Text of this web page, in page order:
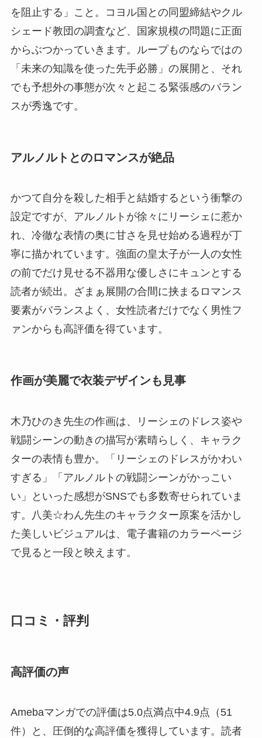
を阻止する」こと。コヨル国との同盟締結やクル
シェード教団の調査など、国家規模の問題に正面
からぶつかっていきます。ループものならではの
「未来の知識を使った先手必勝」の展開と、それ
でも予想外の事態が次々と起こる緊張感のバラン
スが秀逸です。
アルノルトとのロマンスが絶品
かつて自分を殺した相手と結婚するという衝撃の
設定ですが、アルノルトが徐々にリーシェに惹か
れ、冷徹な表情の奥に甘さを見せ始める過程が丁
寧に描かれています。強面の皇太子が一人の女性
の前でだけ見せる不器用な優しさにキュンとする
読者が続出。ざまぁ展開の合間に挟まるロマンス
要素がバランスよく、女性読者だけでなく男性フ
ァンからも高評価を得ています。
作画が美麗で衣装デザインも見事
木乃ひのき先生の作画は、リーシェのドレス姿や
戦闘シーンの動きの描写が素晴らしく、キャラク
ターの表情も豊か。「リーシェのドレスがかわい
すぎる」「アルノルトの戦闘シーンがかっこい
い」といった感想がSNSでも多数寄せられていま
す。八美☆わん先生のキャラクター原案を活かし
た美しいビジュアルは、電子書籍のカラーページ
で見ると一段と映えます。
口コミ・評判
高評価の声
Amebaマンガでの評価は5.0点満点中4.9点（51
件）と、圧倒的な高評価を獲得しています。読者